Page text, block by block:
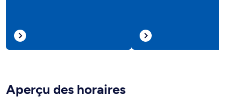
Aperçu des horaires